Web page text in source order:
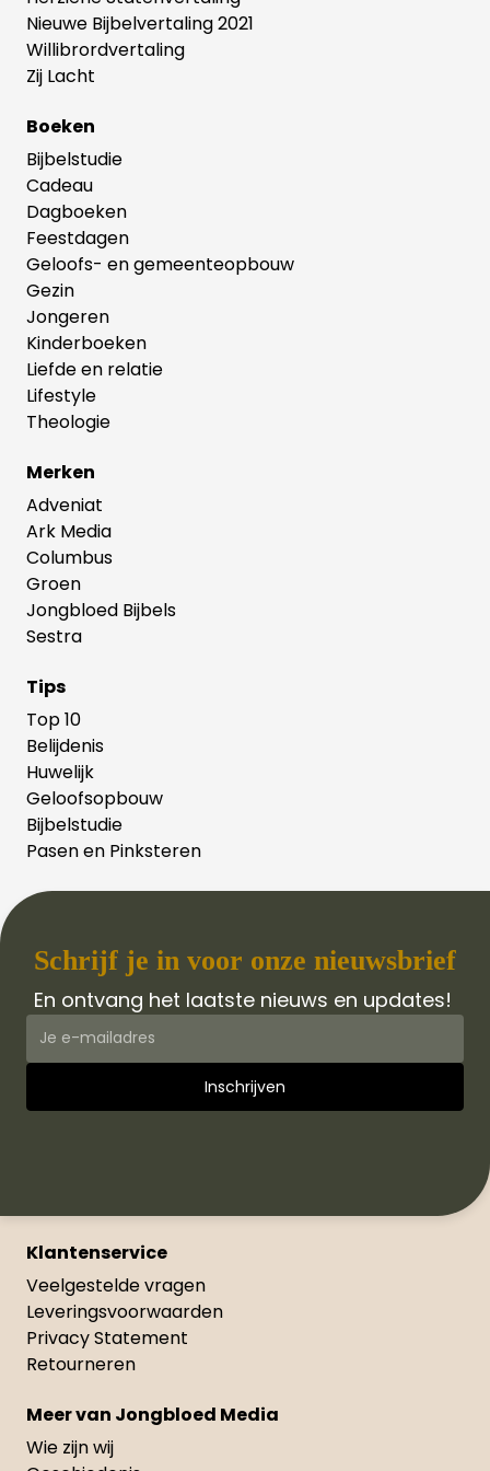
Nieuwe Bijbelvertaling 2021
Willibrordvertaling
Zij Lacht
Boeken
Bijbelstudie
Cadeau
Dagboeken
Feestdagen
Geloofs- en gemeenteopbouw
Gezin
Jongeren
Kinderboeken
Liefde en relatie
Lifestyle
Theologie
Merken
Adveniat
Ark Media
Columbus
Groen
Jongbloed Bijbels
Sestra
Tips
Top 10
Belijdenis
Huwelijk
Geloofsopbouw
Bijbelstudie
Pasen en Pinksteren
Schrijf je in voor onze nieuwsbrief
En ontvang het laatste nieuws en updates!
Klantenservice
Veelgestelde vragen
Leveringsvoorwaarden
Privacy Statement
Retourneren
Meer van Jongbloed Media
Wie zijn wij